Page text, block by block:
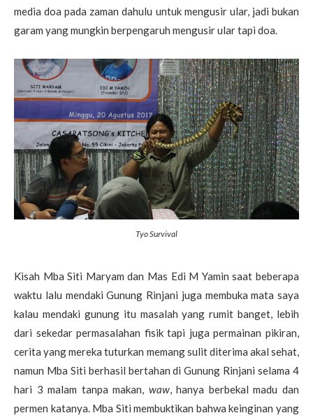
media doa pada zaman dahulu untuk mengusir ular, jadi bukan
garam yang mungkin berpengaruh mengusir ular tapi doa.
Tyo Survival
Kisah Mba Siti Maryam dan Mas Edi M Yamin saat beberapa
waktu lalu mendaki Gunung Rinjani juga membuka mata saya
kalau mendaki gunung itu masalah yang rumit banget, lebih
dari sekedar permasalahan fisik tapi juga permainan pikiran,
cerita yang mereka tuturkan memang sulit diterima akal sehat,
namun Mba Siti berhasil bertahan di Gunung Rinjani selama 4
hari 3 malam tanpa makan, waw, hanya berbekal madu dan
permen katanya. Mba Siti membuktikan bahwa keinginan yang